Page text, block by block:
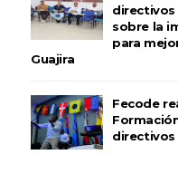
directivos
sobre la
para
Guajira
Fecode